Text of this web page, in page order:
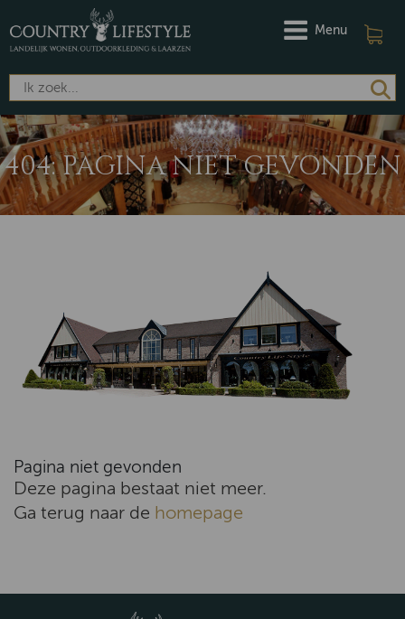
Menu
404: PAGINA NIET GEVONDEN
Pagina niet gevonden
Deze pagina bestaat niet meer.
Ga terug naar de homepage